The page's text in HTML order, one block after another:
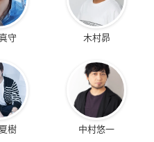
守 木村昴
樹 中村悠一